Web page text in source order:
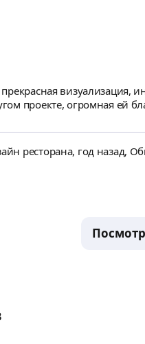
визуализация,
проекте, огромная ей
ресторана, год назад,